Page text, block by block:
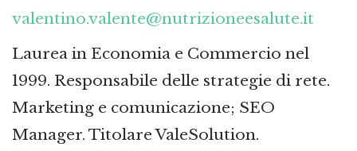
valentino.valente@nutrizioneesalute.it
Laurea in Economia e Commercio nel
1999. Responsabile delle strategie di rete.
Marketing e comunicazione; SEO
Manager. Titolare ValeSolution.